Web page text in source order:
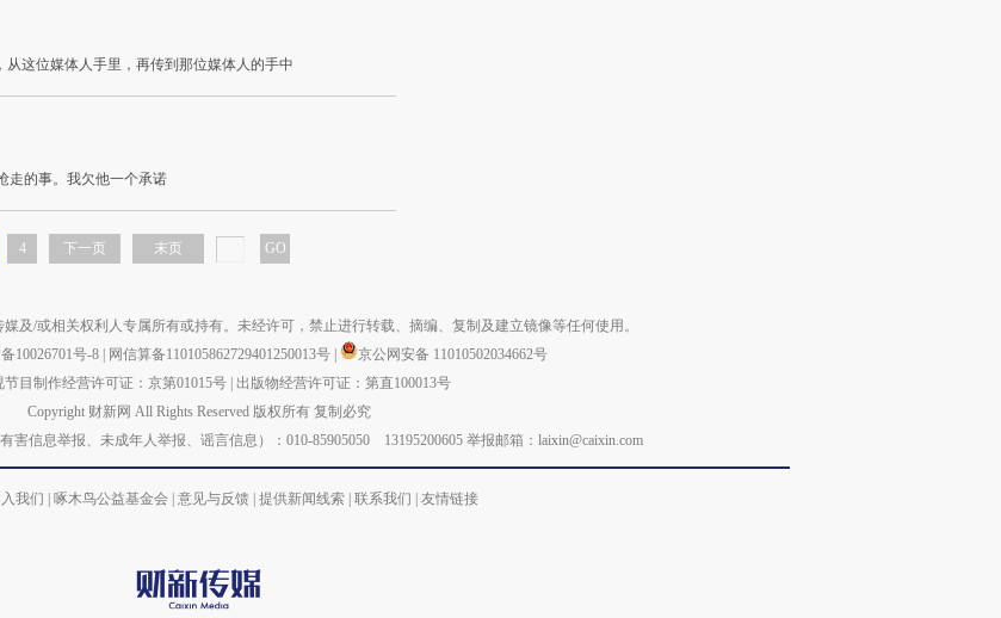
这位媒体人手里，再传到那位媒体人的手中
走的事。我欠他一个承诺
4 下一页 末页 GO
及/或相关权利人专属所有或持有。未经许可，禁止进行转载、摘编、复制及建立镜像等任何使用。
10026701号-8 网信算备110105862729401250013号
京公网安备 11010502034662号
节目制作经营许可证：京第01015号 出版物经营许可证：第直100013号
Copyright 财新网 All Rights Reserved 版权所有 复制必究
害信息举报、未成年人举报、谣言信息）：010-85905050 13195200605 举报邮箱：laixin@caixin.com
我们 啄木鸟公益基金会 意见与反馈 提供新闻线索 联系我们 友情链接